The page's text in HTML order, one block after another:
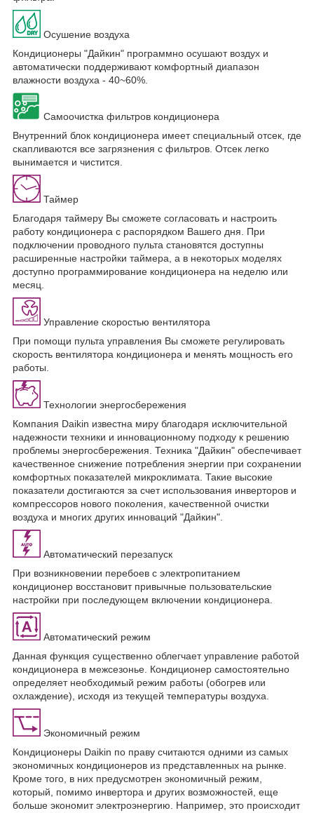
Осушение воздуха
Кондиционеры "Дайкин" программно осушают воздух и
автоматически поддерживают комфортный диапазон
влажности воздуха - 40~60%.
Самоочистка фильтров кондиционера
Внутренний блок кондиционера имеет специальный отсек, где
скапливаются все загрязнения с фильтров. Отсек легко
вынимается и чистится.
Таймер
Благодаря таймеру Вы сможете согласовать и настроить
работу кондиционера с распорядком Вашего дня. При
подключении проводного пульта становятся доступны
расширенные настройки таймера, а в некоторых моделях
доступно программирование кондиционера на неделю или
месяц.
Управление скоростью вентилятора
При помощи пульта управления Вы сможете регулировать
скорость вентилятора кондиционера и менять мощность его
работы.
Технологии энергосбережения
Компания Daikin известна миру благодаря исключительной
надежности техники и инновационному подходу к решению
проблемы энергосбережения. Техника "Дайкин" обеспечивает
качественное снижение потребления энергии при сохранении
комфортных показателей микроклимата. Такие высокие
показатели достигаются за счет использования инверторов и
компрессоров нового поколения, качественной очистки
воздуха и многих других инноваций "Дайкин".
Автоматический перезапуск
При возникновении перебоев с электропитанием
кондиционер восстановит привычные пользовательские
настройки при последующем включении кондиционера.
Автоматический режим
Данная функция существенно облегчает управление работой
кондиционера в межсезонье. Кондиционер самостоятельно
определяет необходимый режим работы (обогрев или
охлаждение), исходя из текущей температуры воздуха.
Экономичный режим
Кондиционеры Daikin по праву считаются одними из самых
экономичных кондиционеров из представленных на рынке.
Кроме того, в них предусмотрен экономичный режим,
который, помимо инвертора и других возможностей, еще
больше экономит электроэнергию. Например, это происходит